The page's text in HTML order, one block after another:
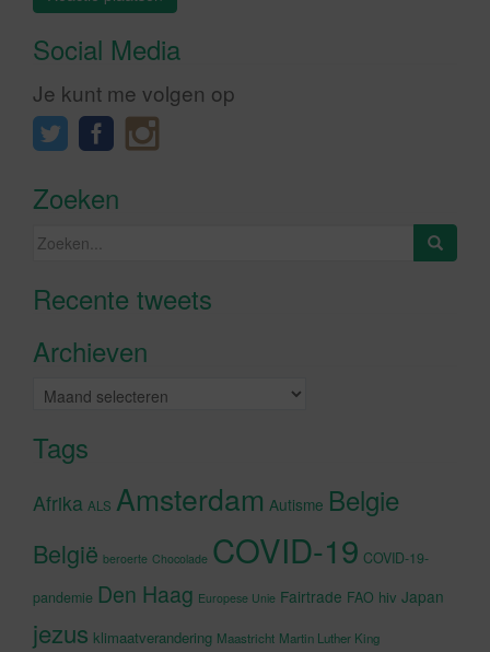
Social Media
Je kunt me volgen op
Zoeken
Zoeken
Recente tweetsKlik om marketing cookies te
Archieven
Archieven
Tags
Afrika ALS Amsterdam Autisme Belgie
België beroerte Chocolade COVID-19 COVID-19-
pandemie Den Haag Europese Unie Fairtrade FAO hiv Japan
jezus klimaatverandering Maastricht Martin Luther King